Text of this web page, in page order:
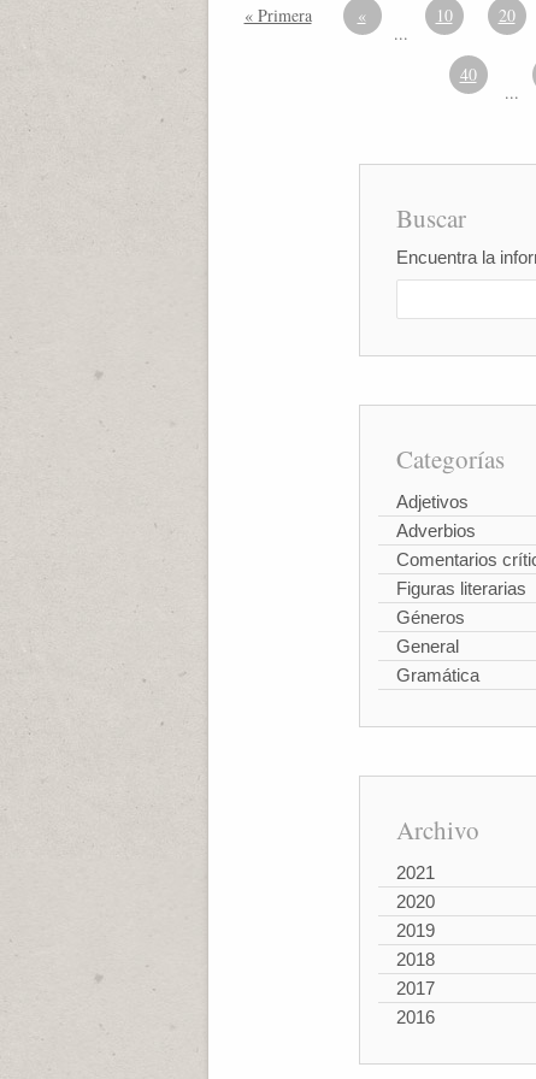
« Primera «
...
10 20
40
...
Buscar
Encuentra la
Categorías
Adjetivos
Adverbios
Comentarios
Figuras literarias
Géneros
General
Gramática
Archivo
2021
2020
2019
2018
2017
2016